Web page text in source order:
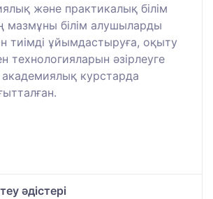
және практикалық білім
мазмұны білім алушыларды
тиімді ұйымдастыруға, оқыту
технологияларын әзірлеуге
курстарда
әдістері